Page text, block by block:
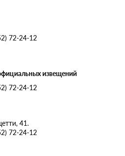
72-24-12
извещений
72-24-12
41.
72-24-12